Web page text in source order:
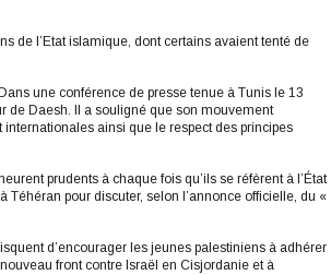
de l’Etat islamique, dont certains avaient tenté de
une conférence de presse tenue à Tunis le 13
de Daesh. Il a souligné que son mouvement
ainsi que le respect des principes
prudents à chaque fois qu’ils se réfèrent à l’État
pour discuter, selon l’annonce officielle, du «
d’encourager les jeunes palestiniens à adhérer
front contre Israël en Cisjordanie et à